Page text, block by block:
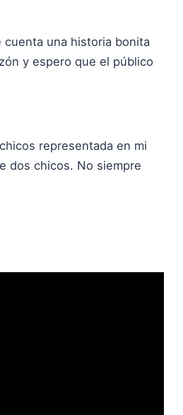
cuenta una historia bonita
y espero que el público
representada en mi
dos chicos. No siempre